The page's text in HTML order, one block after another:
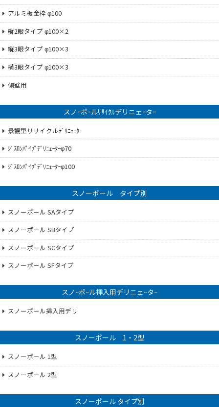
アルミ板金枠 φ100
縦2眼タイプ φ100×2
縦3眼タイプ φ100×3
横3眼タイプ φ100×3
側壁用
スノｰポｰルﾘｻｲｸﾙデリニェｰタｰ
景観型リサイクルﾃﾞﾘﾆｪｰﾀｰ
ｼﾞｽﾛﾝﾊﾟｲﾌﾟﾃﾞﾘﾆｪｰﾀｰφ70
ｼﾞｽﾛﾝﾊﾟｲﾌﾟﾃﾞﾘﾆｪｰﾀｰφ100
スノーポール タイプ別
スノーポール SAタイプ
スノーポール SBタイプ
スノーポール SCタイプ
スノーポール SFタイプ
スノｰポｰル挿入用デリニェｰタｰ
スノーポール挿入用デリ
スノーポール 1・2型
スノーポール 1型
スノーポール 2型
スノーポール タイプ別